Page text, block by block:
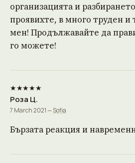
организацията и
проявихте, в много труден
мен! Продължавайте да
го можете!
★★★★★
Роза Ц.
7 March 2021 —Sofia
Бързата реакция и